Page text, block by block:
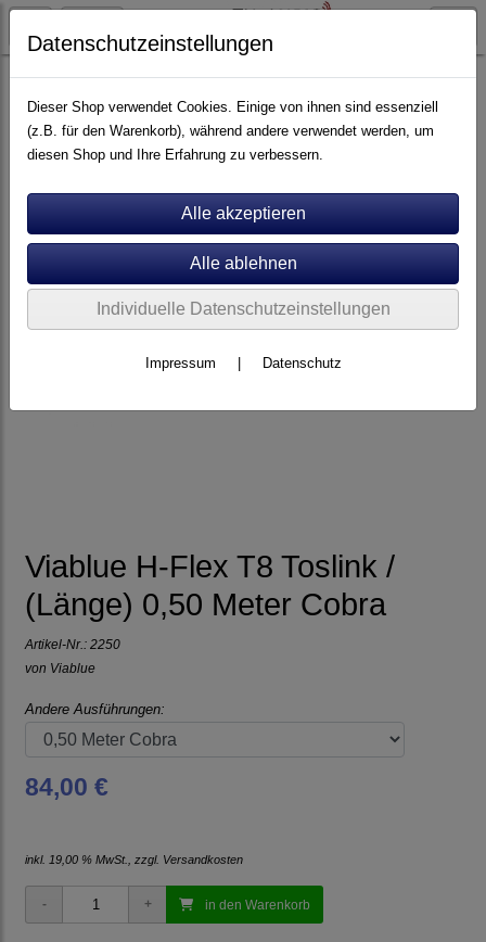
Kabel Digital Opto
Viablue H-Flex T8 Toslink /
(Länge) 0,50 Meter Cobra
Artikel-Nr.: 2250
von Viablue
Andere Ausführungen:
84,00 €
inkl. 19,00 % MwSt., zzgl. Versandkosten
in den Warenkorb
Datenschutzeinstellungen
Dieser Shop verwendet Cookies. Einige von ihnen sind essenziell
(z.B. für den Warenkorb), während andere verwendet werden, um
diesen Shop und Ihre Erfahrung zu verbessern.
Individuelle Datenschutzeinstellungen
Impressum Datenschutz